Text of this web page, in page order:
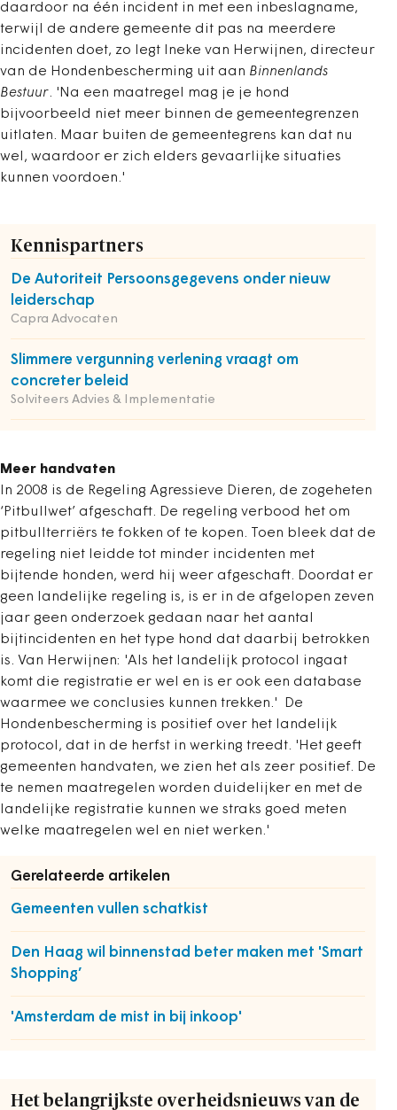
daardoor na één incident in met een inbeslagname,
terwijl de andere gemeente dit pas na meerdere
incidenten doet, zo legt Ineke van Herwijnen, directeur
van de Hondenbescherming uit aan Binnenlands
Bestuur. 'Na een maatregel mag je je hond
bijvoorbeeld niet meer binnen de gemeentegrenzen
uitlaten. Maar buiten de gemeentegrens kan dat nu
wel, waardoor er zich elders gevaarlijke situaties
kunnen voordoen.'
Kennispartners
De Autoriteit Persoonsgegevens onder nieuw
leiderschap
Capra Advocaten
Slimmere vergunning verlening vraagt om
concreter beleid
Solviteers Advies & Implementatie
Meer handvaten
In 2008 is de Regeling Agressieve Dieren, de zogeheten
‘Pitbullwet’ afgeschaft. De regeling verbood het om
pitbullterriërs te fokken of te kopen. Toen bleek dat de
regeling niet leidde tot minder incidenten met
bijtende honden, werd hij weer afgeschaft. Doordat er
geen landelijke regeling is, is er in de afgelopen zeven
jaar geen onderzoek gedaan naar het aantal
bijtincidenten en het type hond dat daarbij betrokken
is. Van Herwijnen: 'Als het landelijk protocol ingaat
komt die registratie er wel en is er ook een database
waarmee we conclusies kunnen trekken.' De
Hondenbescherming is positief over het landelijk
protocol, dat in de herfst in werking treedt. 'Het geeft
gemeenten handvaten, we zien het als zeer positief. De
te nemen maatregelen worden duidelijker en met de
landelijke registratie kunnen we straks goed meten
welke maatregelen wel en niet werken.'
Gerelateerde artikelen
Gemeenten vullen schatkist
Den Haag wil binnenstad beter maken met 'Smart
Shopping’
'Amsterdam de mist in bij inkoop'
Het belangrijkste overheidsnieuws van de